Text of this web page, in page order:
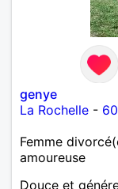
genye
La Rochelle -
Femme
amoureuse
Douce et